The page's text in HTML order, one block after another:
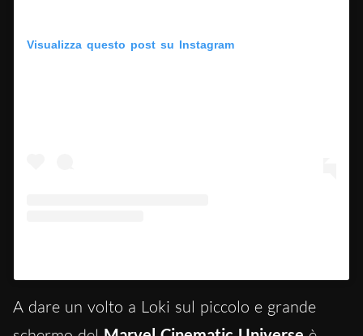
Visualizza questo post su Instagram
A dare un volto a Loki sul piccolo e grande